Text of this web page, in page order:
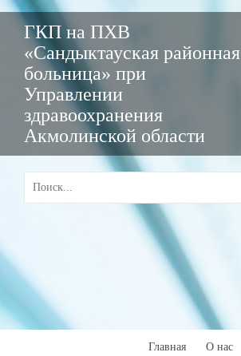
ГКП на ПХВ
«Сандыктауская районная
больница» при
Управлении
здравоохранения
Акмолинской области
Главная О нас